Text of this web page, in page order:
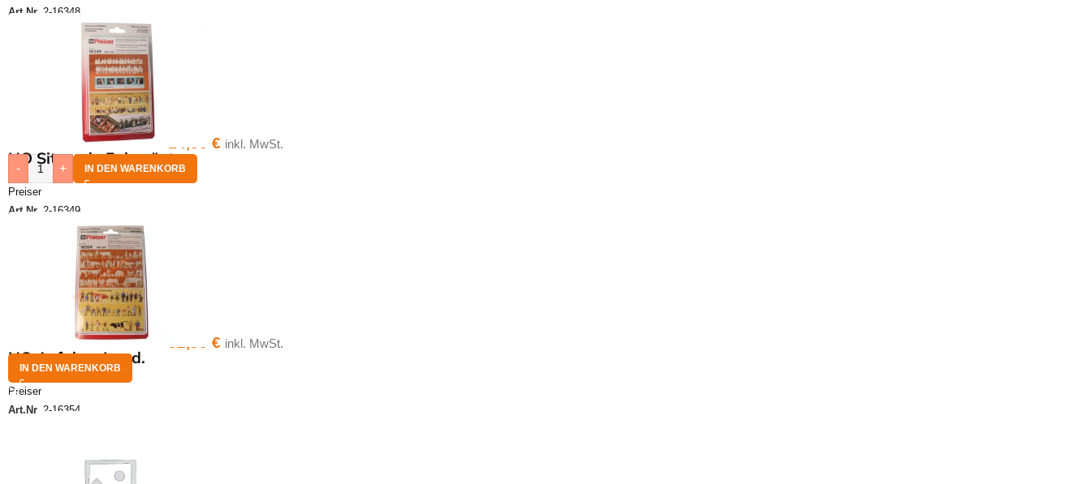
Art.Nr. 2-16348
HO Sitzende Fahrgäste
Preiser
Art.Nr. 2-16349
14,35€ inkl. MwSt.
-
+ IN DEN WARENKORB
HO Auf dem Land.
Preiser
Art.Nr. 2-16354
32,95€ inkl. MwSt.
IN DEN WARENKORB